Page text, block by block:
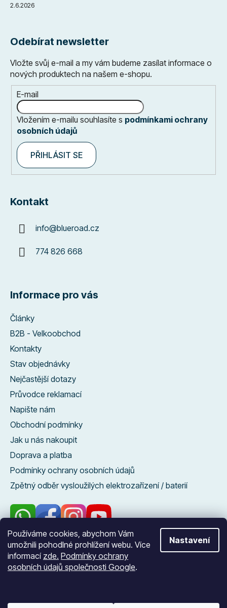
Používáme cookies, abychom Vám
umožnili pohodlné prohlížení webu. Více
informací zde. Podmínky ochrany
osobních údajů společnosti Google.
Nastavení
2.6.2026
Odebírat newsletter
Vložte svůj e-mail a my vám budeme zasílat informace o
nových produktech na našem e-shopu.
E-mail
Vložením e-mailu souhlasíte s podmínkami ochrany
osobních údajů
PŘIHLÁSIT SE
Kontakt
info@blueroad.cz
774 826 668
Informace pro vás
Články
B2B - Velkoobchod
Kontakty
Stav objednávky
Nejčastější dotazy
Průvodce reklamací
Napište nám
Obchodní podmínky
Jak u nás nakoupit
Doprava a platba
Podmínky ochrany osobních údajů
Zpětný odběr vysloužilých elektrozařízení / baterií
96 %
zákazníků nás
doporučuje